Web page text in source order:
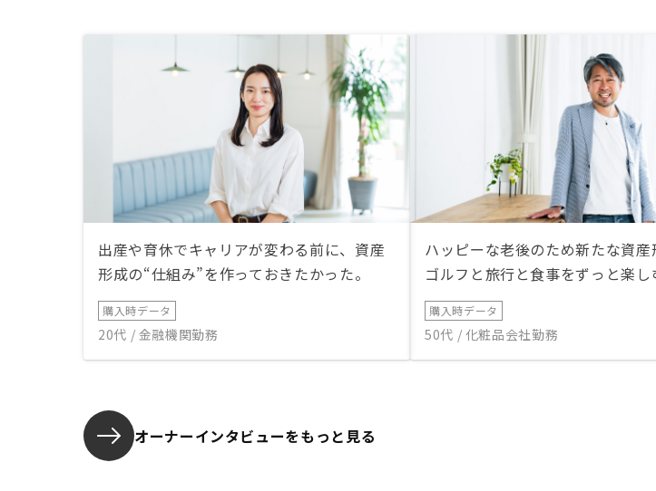
出産や育休でキャリアが変わる前に、資産
形成の“仕組み”を作っておきたかった。
購入時データ
20代 / 金融機関勤務
ハッピーな老後のため新たな資産
ゴルフと旅行と食事をずっと楽し
購入時データ
50代 / 化粧品会社勤務
オーナーインタビューをもっと見る